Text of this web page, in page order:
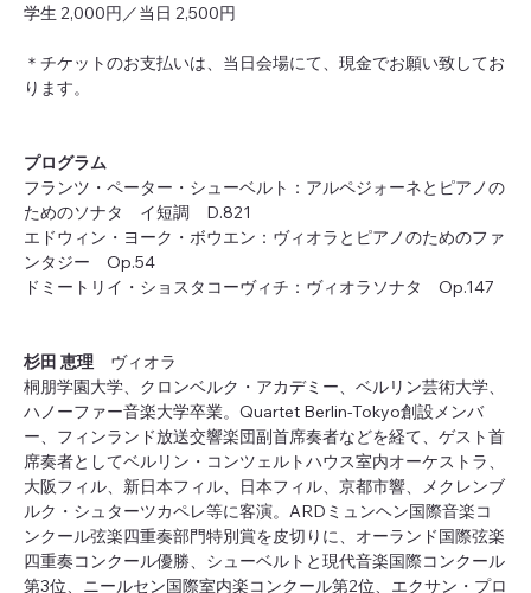
学生 2,000円／当日 2,500円
＊チケットのお支払いは、当日会場にて、現金でお願い致してお
ります。
プログラム
フランツ・ペーター・シューベルト：アルペジォーネとピアノの
ためのソナタ　イ短調　D.821
エドウィン・ヨーク・ボウエン：ヴィオラとピアノのためのファ
ンタジー　Op.54
ドミートリイ・ショスタコーヴィチ：ヴィオラソナタ　Op.147
杉田 恵理 ヴィオラ
桐朋学園大学、クロンベルク・アカデミー、ベルリン芸術大学、
ハノーファー音楽大学卒業。Quartet Berlin-Tokyo創設メンバ
ー、フィンランド放送交響楽団副首席奏者などを経て、ゲスト首
席奏者としてベルリン・コンツェルトハウス室内オーケストラ、
大阪フィル、新日本フィル、日本フィル、京都市響、メクレンブ
ルク・シュターツカペレ等に客演。ARDミュンヘン国際音楽コ
ンクール弦楽四重奏部門特別賞を皮切りに、オーランド国際弦楽
四重奏コンクール優勝、シューベルトと現代音楽国際コンクール
第3位、ニールセン国際室内楽コンクール第2位、エクサン・プロ